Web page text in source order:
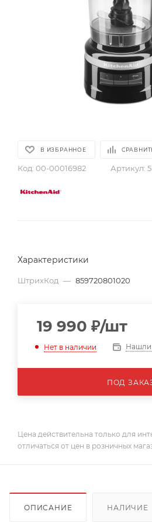
В ИЗБРАННОЕ
Код: 00-00016982 Артикул:
Характеристики
ШтрихКод — 859720801020
19 990 ₽/шт
Нет в наличии Нашли
ПОД
Цена действительна только для
отличаться от цен в розничных
ОПИСАНИЕ НАЛИЧИЕ